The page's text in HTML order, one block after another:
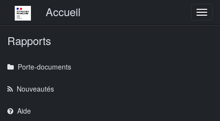
Menu principalAccueil
Rapports
Porte-documents
Nouveautés
Aide